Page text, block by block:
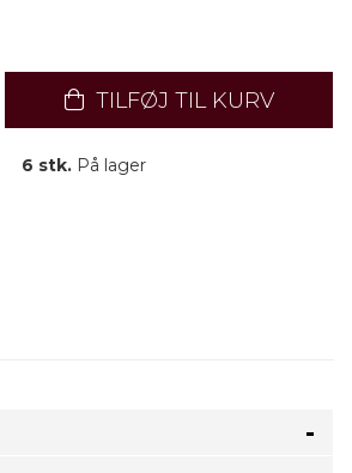
TILFØJ TIL KURV
6 stk. På lager